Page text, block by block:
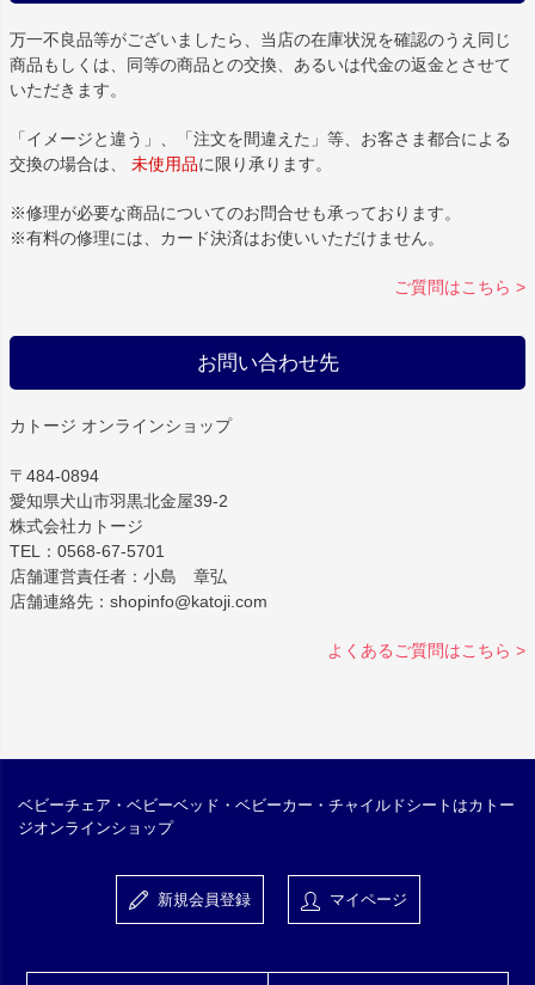
万一不良品等がございましたら、当店の在庫状況を確認のうえ同じ
商品もしくは、同等の商品との交換、あるいは代金の返金とさせて
いただきます。
「イメージと違う」、「注文を間違えた」等、お客さま都合による
交換の場合は、 未使用品に限り承ります。
※修理が必要な商品についてのお問合せも承っております。
※有料の修理には、カード決済はお使いいただけません。
ご質問はこちら >
お問い合わせ先
カトージ オンラインショップ
〒484-0894
愛知県犬山市羽黒北金屋39-2
株式会社カトージ
TEL：0568-67-5701
店舗運営責任者：小島 章弘
店舗連絡先：shopinfo@katoji.com
よくあるご質問はこちら >
ベビーチェア・ベビーベッド・ベビーカー・チャイルドシートはカトー
ジオンラインショップ
新規会員登録 マイページ